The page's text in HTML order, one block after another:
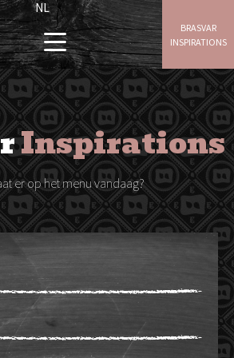
NL
BRASVAR
INSPIRATIONS
Inspirations
er op het menu vandaag?